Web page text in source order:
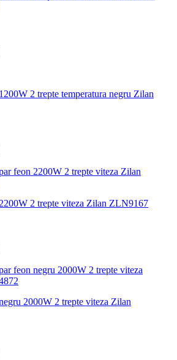
2 trepte viteza albastru FLORIA
2 trepte temperatura negru Zilan
2 trepte viteza Zilan ZLN9167
2000W 2 trepte viteza Zilan